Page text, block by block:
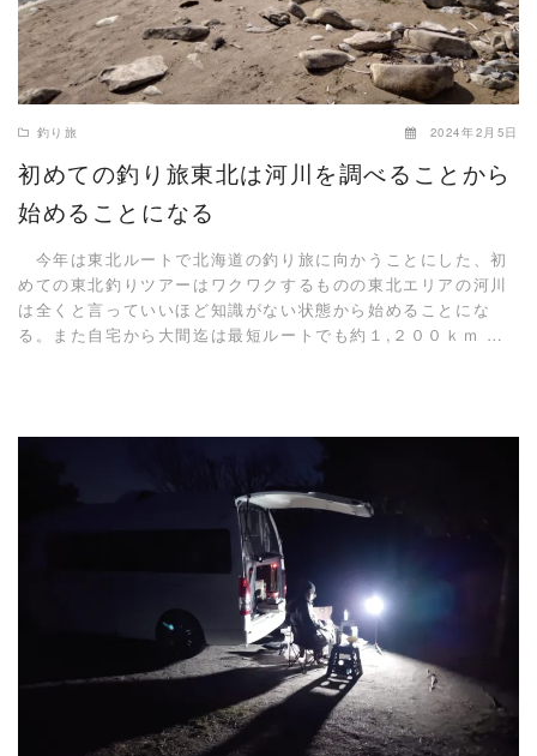
釣り旅 2024年2月5日
初めての釣り旅東北は河川を調べることから
始めることになる
今年は東北ルートで北海道の釣り旅に向かうことにした、初
めての東北釣りツアーはワクワクするものの東北エリアの河川
は全くと言っていいほど知識がない状態から始めることにな
る。また自宅から大間迄は最短ルートでも約１,２００ｋｍ …
READ MORE